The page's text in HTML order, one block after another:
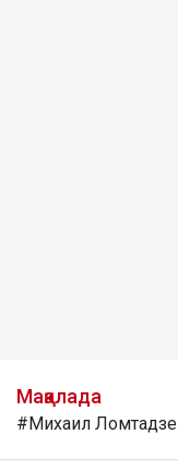
Мақалада
#Михаил Ломтадзе